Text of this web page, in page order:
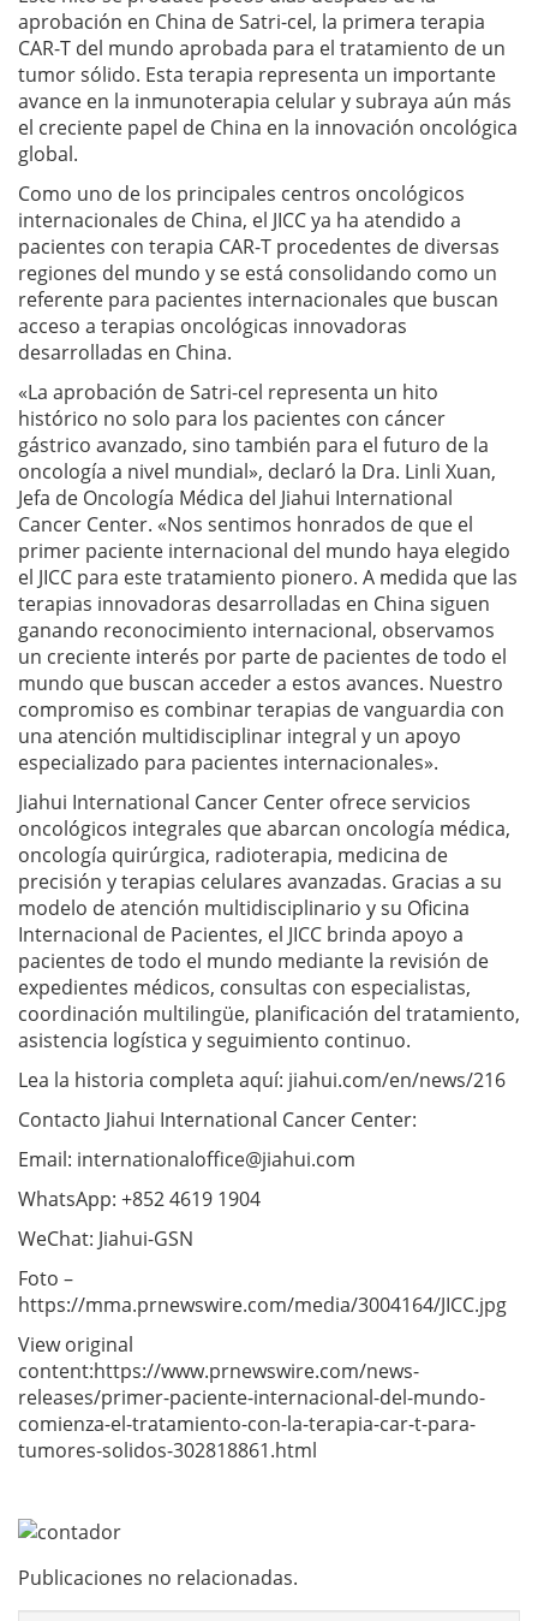
aprobación en China de Satri-cel, la primera terapia
CAR-T del mundo aprobada para el tratamiento de un
tumor sólido. Esta terapia representa un importante
avance en la inmunoterapia celular y subraya aún más
el creciente papel de China en la innovación oncológica
global.
Como uno de los principales centros oncológicos
internacionales de China, el JICC ya ha atendido a
pacientes con terapia CAR-T procedentes de diversas
regiones del mundo y se está consolidando como un
referente para pacientes internacionales que buscan
acceso a terapias oncológicas innovadoras
desarrolladas en China.
«La aprobación de Satri-cel representa un hito
histórico no solo para los pacientes con cáncer
gástrico avanzado, sino también para el futuro de la
oncología a nivel mundial», declaró la Dra. Linli Xuan,
Jefa de Oncología Médica del Jiahui International
Cancer Center. «Nos sentimos honrados de que el
primer paciente internacional del mundo haya elegido
el JICC para este tratamiento pionero. A medida que las
terapias innovadoras desarrolladas en China siguen
ganando reconocimiento internacional, observamos
un creciente interés por parte de pacientes de todo el
mundo que buscan acceder a estos avances. Nuestro
compromiso es combinar terapias de vanguardia con
una atención multidisciplinar integral y un apoyo
especializado para pacientes internacionales».
Jiahui International Cancer Center ofrece servicios
oncológicos integrales que abarcan oncología médica,
oncología quirúrgica, radioterapia, medicina de
precisión y terapias celulares avanzadas. Gracias a su
modelo de atención multidisciplinario y su Oficina
Internacional de Pacientes, el JICC brinda apoyo a
pacientes de todo el mundo mediante la revisión de
expedientes médicos, consultas con especialistas,
coordinación multilingüe, planificación del tratamiento,
asistencia logística y seguimiento continuo.
Lea la historia completa aquí: jiahui.com/en/news/216
Contacto Jiahui International Cancer Center:
Email: internationaloffice@jiahui.com
WhatsApp: +852 4619 1904
WeChat: Jiahui-GSN
Foto –
https://mma.prnewswire.com/media/3004164/JICC.jpg
View original
content:https://www.prnewswire.com/news-
releases/primer-paciente-internacional-del-mundo-
comienza-el-tratamiento-con-la-terapia-car-t-para-
tumores-solidos-302818861.html
Publicaciones no relacionadas.